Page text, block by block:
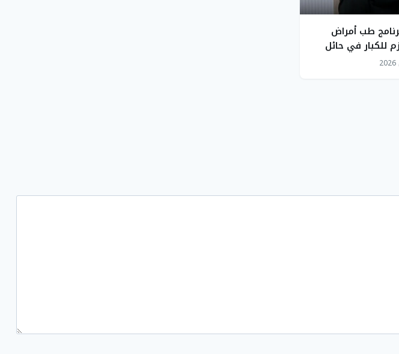
طب أمراض
للكبار في حائل
المرضى للسفر